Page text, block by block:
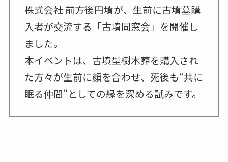
株式会社 前方後円墳が、生前に古墳墓購
入者が交流する「古墳同窓会」を開催し
ました。
本イベントは、古墳型樹木葬を購入され
た方々が生前に顔を合わせ、死後も“共に
眠る仲間”としての縁を深める試みです。